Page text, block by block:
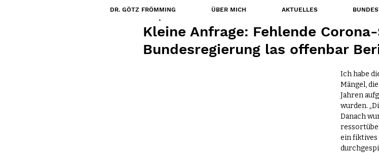
Kleine Anfrage: Fehlende
Bundesregierung las offenbar
Ich habe
Mängel,
Jahren
wurden.
Danach
ein fiktives
DR. GÖTZ FRÖMMING ÜBER MICH AKTUELLES